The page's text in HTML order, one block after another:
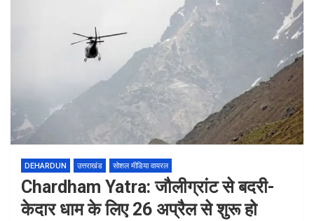
DEHARDUN उत्तराखंड सोशल मीडिया वायरल
Chardham Yatra: जौलीग्रांट से बदरी-
केदार धाम के लिए 26 अप्रैल से शुरू हो